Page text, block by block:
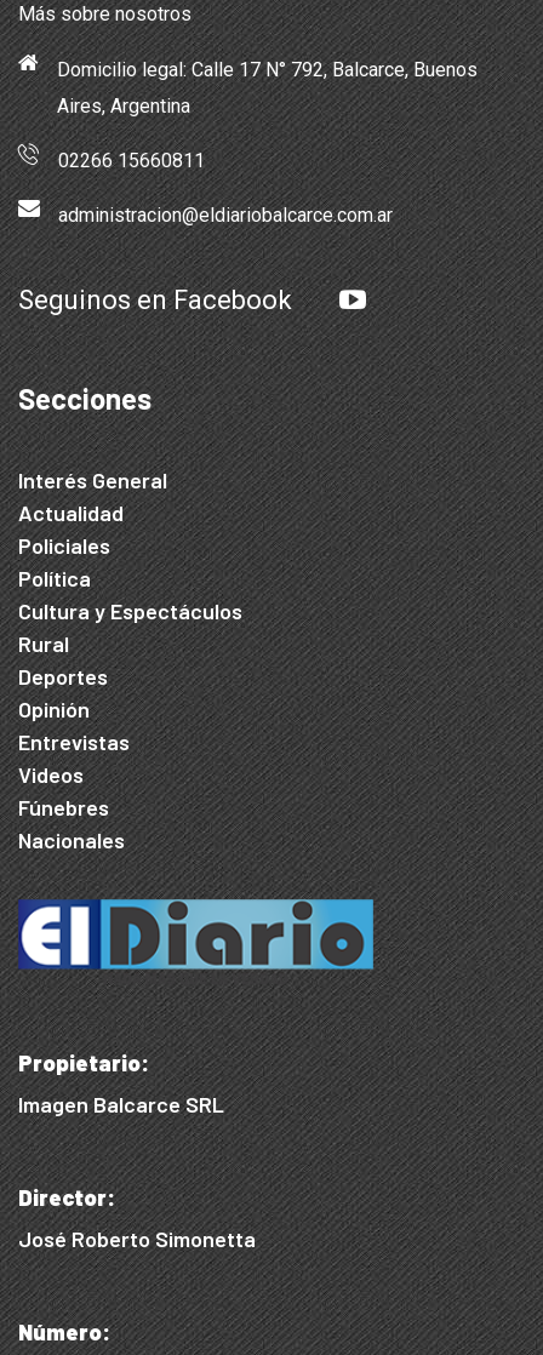
Más sobre nosotros
Domicilio legal: Calle 17 N° 792, Balcarce, Buenos
Aires, Argentina
02266 15660811
administracion@eldiariobalcarce.com.ar
Seguinos en Facebook
Secciones
Interés General
Actualidad
Policiales
Política
Cultura y Espectáculos
Rural
Deportes
Opinión
Entrevistas
Videos
Fúnebres
Nacionales
Propietario:
Imagen Balcarce SRL
Director:
José Roberto Simonetta
Número: